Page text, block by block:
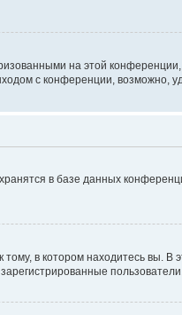
на этой
с конференции, возможно,
в базе данных
в котором находитесь вы.